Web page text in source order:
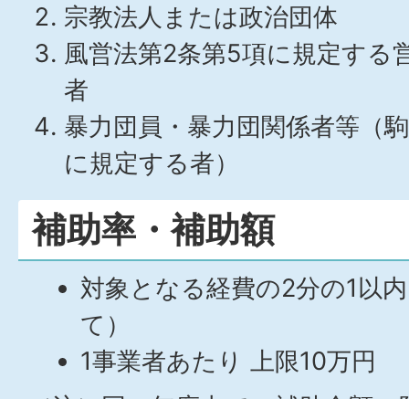
宗教法人または政治団体
風営法第2条第5項に規定する
者
暴力団員・暴力団関係者等（
に規定する者）
補助率・補助額
対象となる経費の2分の1以
て）
1事業者あたり 上限10万円